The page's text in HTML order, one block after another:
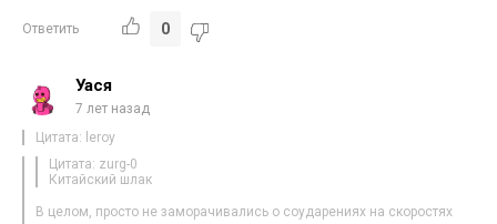
Ответить 0
Уася
7 лет назад
Цитата: leroy
Цитата: zurg-0
Китайский шлак
В целом, просто не заморачивались о соударениях на скоростях